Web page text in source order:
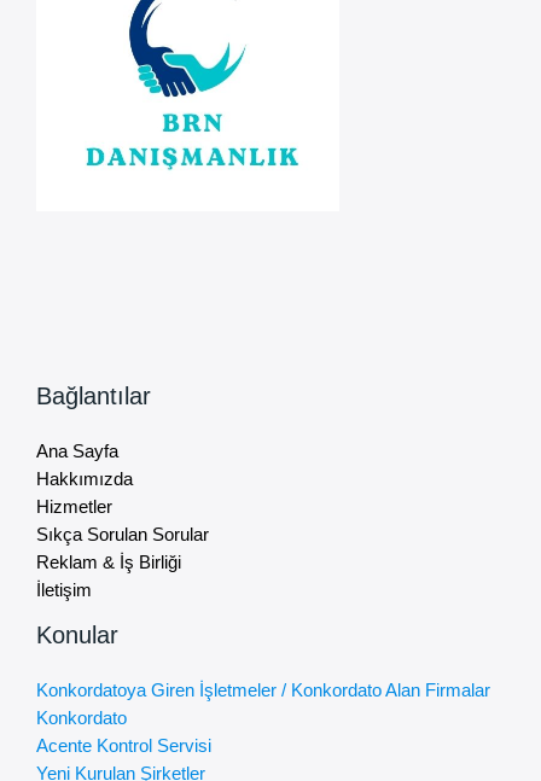
Bağlantılar
Ana Sayfa
Hakkımızda
Hizmetler
Sıkça Sorulan Sorular
Reklam & İş Birliği
İletişim
Konular
Konkordatoya Giren İşletmeler / Konkordato Alan Firmalar
Konkordato
Acente Kontrol Servisi
Yeni Kurulan Şirketler